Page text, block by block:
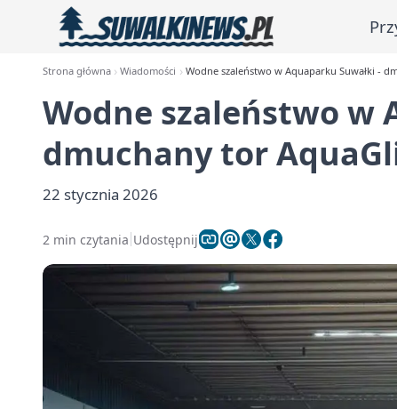
Strona główna Wiadomości Wodne szaleństwo w Aquaparku Suwałki -
Wodne szaleństwo w
dmuchany tor
22 stycznia 2026
2 min czytania Udostępnij